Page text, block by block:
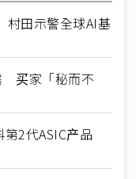
田示警全球AI基
买家「秘而不
2代ASIC产品